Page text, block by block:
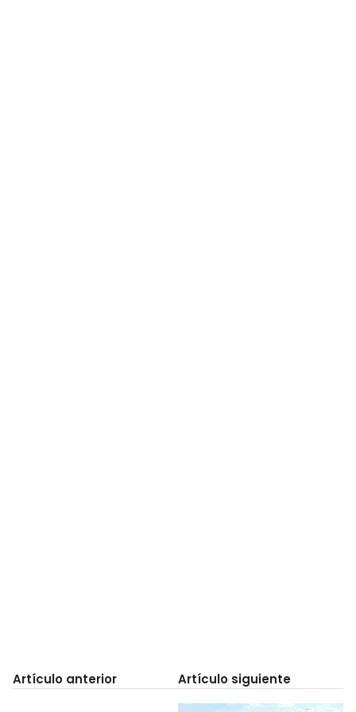
Artículo anterior Artículo siguiente